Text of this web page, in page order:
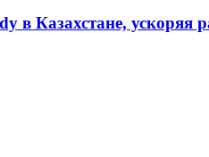
в Казахстане, ускоряя